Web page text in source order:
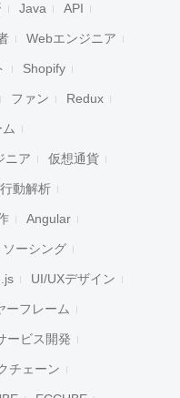
Java API
Webエンジニア
Shopify
ファン Redux
ニア 仮想通貨
行動解析
Angular
ソーシング
UI/UXデザイン
ーフレーム
ービス開発
チェーン